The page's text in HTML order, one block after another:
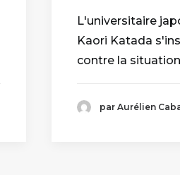
L'universitaire
Kaori Katada
contre la
par Aurélien